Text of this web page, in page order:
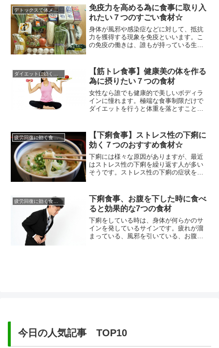
ジにも役立ちます。フレッシュフルーツ
は８０〜９０％が水分で、健康維持に欠
かせないビタミン類やミネラル類、食物
繊維を豊富に含み、夏の火照った体...
デトックスで体メンテナンス
免疫力を高める為に食事に取り入
れたい７つのすごい食材☆
身体が風邪や感染症などに対して、抵抗
力を獲得する現象を免疫といいます。こ
の免疫の働きは、誰もが持っている生体
人が多いのです。免疫力が低下している
と風邪をひきやすくなったり、アレルギ
ー性の病気や生活習慣病、癌などの命に
関わる病気にかかりやすくなります...
【筋トレ食事】健康美の体を作る
為に摂りたい７つの食材
女性なら誰でも健康的で美しいボディラ
インに憧れます。極端な食事制限だけで
ダイエットを行うと体重を落とすことは
ります。健康美の体を作るためには筋ト
レが必要になります。適度に筋肉をつけ
ることで基礎代謝が高まり、痩せやすい
体を作るだけではなく、引き締まっ...
疲労回復に効く食べ物
【下痢食事】ストレス性の下痢に
効く７つのおすすめ食材☆
下痢には様々な原因がありますが、最近
はストレス性の下痢を繰り返す人が多い
そうです。ストレス性の下痢の症状を改
るのですが、まずは弱ってしまっている
胃腸をいたわってあげるような食事内容
にして、胃腸を健康な状態に戻してあげ
ることが大切です。たかが下痢と思...
下痢食事、お腹を下した時に食べ
ると効果的な7つの食材
下痢をしている時は、身体が何らかのサ
インを発しているサインです。疲れが溜
まっている、風邪を引いている、お腹が
今日の人気記事 TOP10